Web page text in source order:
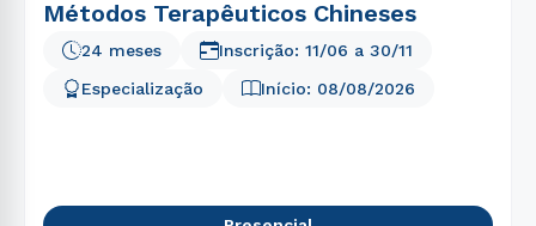
Métodos Terapêuticos Chineses
24 meses
Especialização
Início: 08/08/2026
Inscrição: 11/06 a 30/11